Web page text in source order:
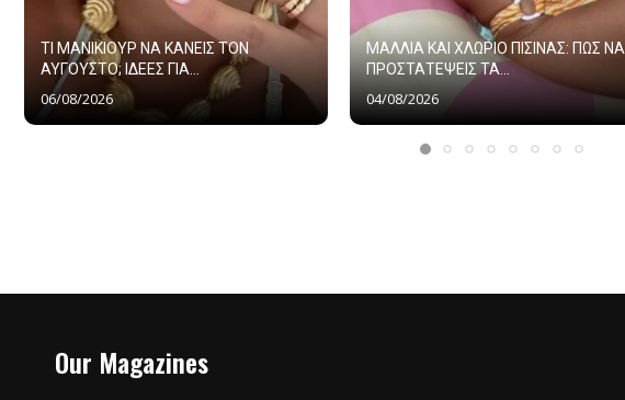
ΤΙ ΜΑΝΙΚΙΟΥΡ ΝΑ ΚΑΝΕΙΣ ΤΟΝ
ΑΥΓΟΥΣΤΟ; ΙΔΕΕΣ ΓΙΑ...
06/08/2026
ΜΑΛΛΙΑ ΚΑΙ ΧΛΩΡΙΟ ΠΙΣΙΝΑΣ: ΠΩΣ ΝΑ
ΠΡΟΣΤΑΤΕΨΕΙΣ ΤΑ...
04/08/2026
Our Magazines